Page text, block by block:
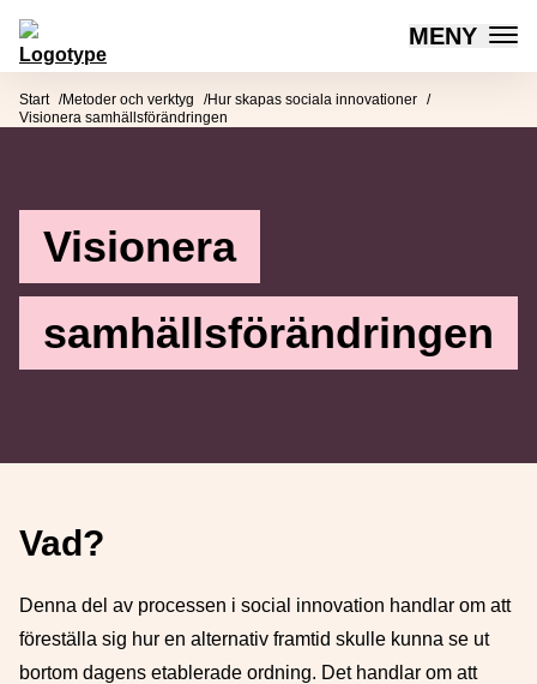
Hoppa till innehåll
Mötesplatsen Social Innovation MENY
Start Metoder och verktyg
Hur skapas sociala innovationer
Visionera samhällsförändringen
Visionera
samhällsförändringen
Vad?
Denna del av processen i social innovation handlar om att
föreställa sig hur en alternativ framtid skulle kunna se ut
bortom dagens etablerade ordning. Det handlar om att